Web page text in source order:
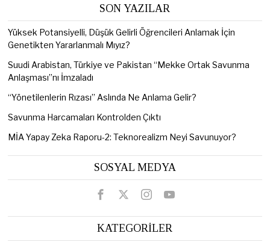
SON YAZILAR
Yüksek Potansiyelli, Düşük Gelirli Öğrencileri Anlamak İçin
Genetikten Yararlanmalı Mıyız?
Suudi Arabistan, Türkiye ve Pakistan “Mekke Ortak Savunma
Anlaşması”nı İmzaladı
“Yönetilenlerin Rızası” Aslında Ne Anlama Gelir?
Savunma Harcamaları Kontrolden Çıktı
MİA Yapay Zeka Raporu-2: Teknorealizm Neyi Savunuyor?
SOSYAL MEDYA
KATEGORİLER